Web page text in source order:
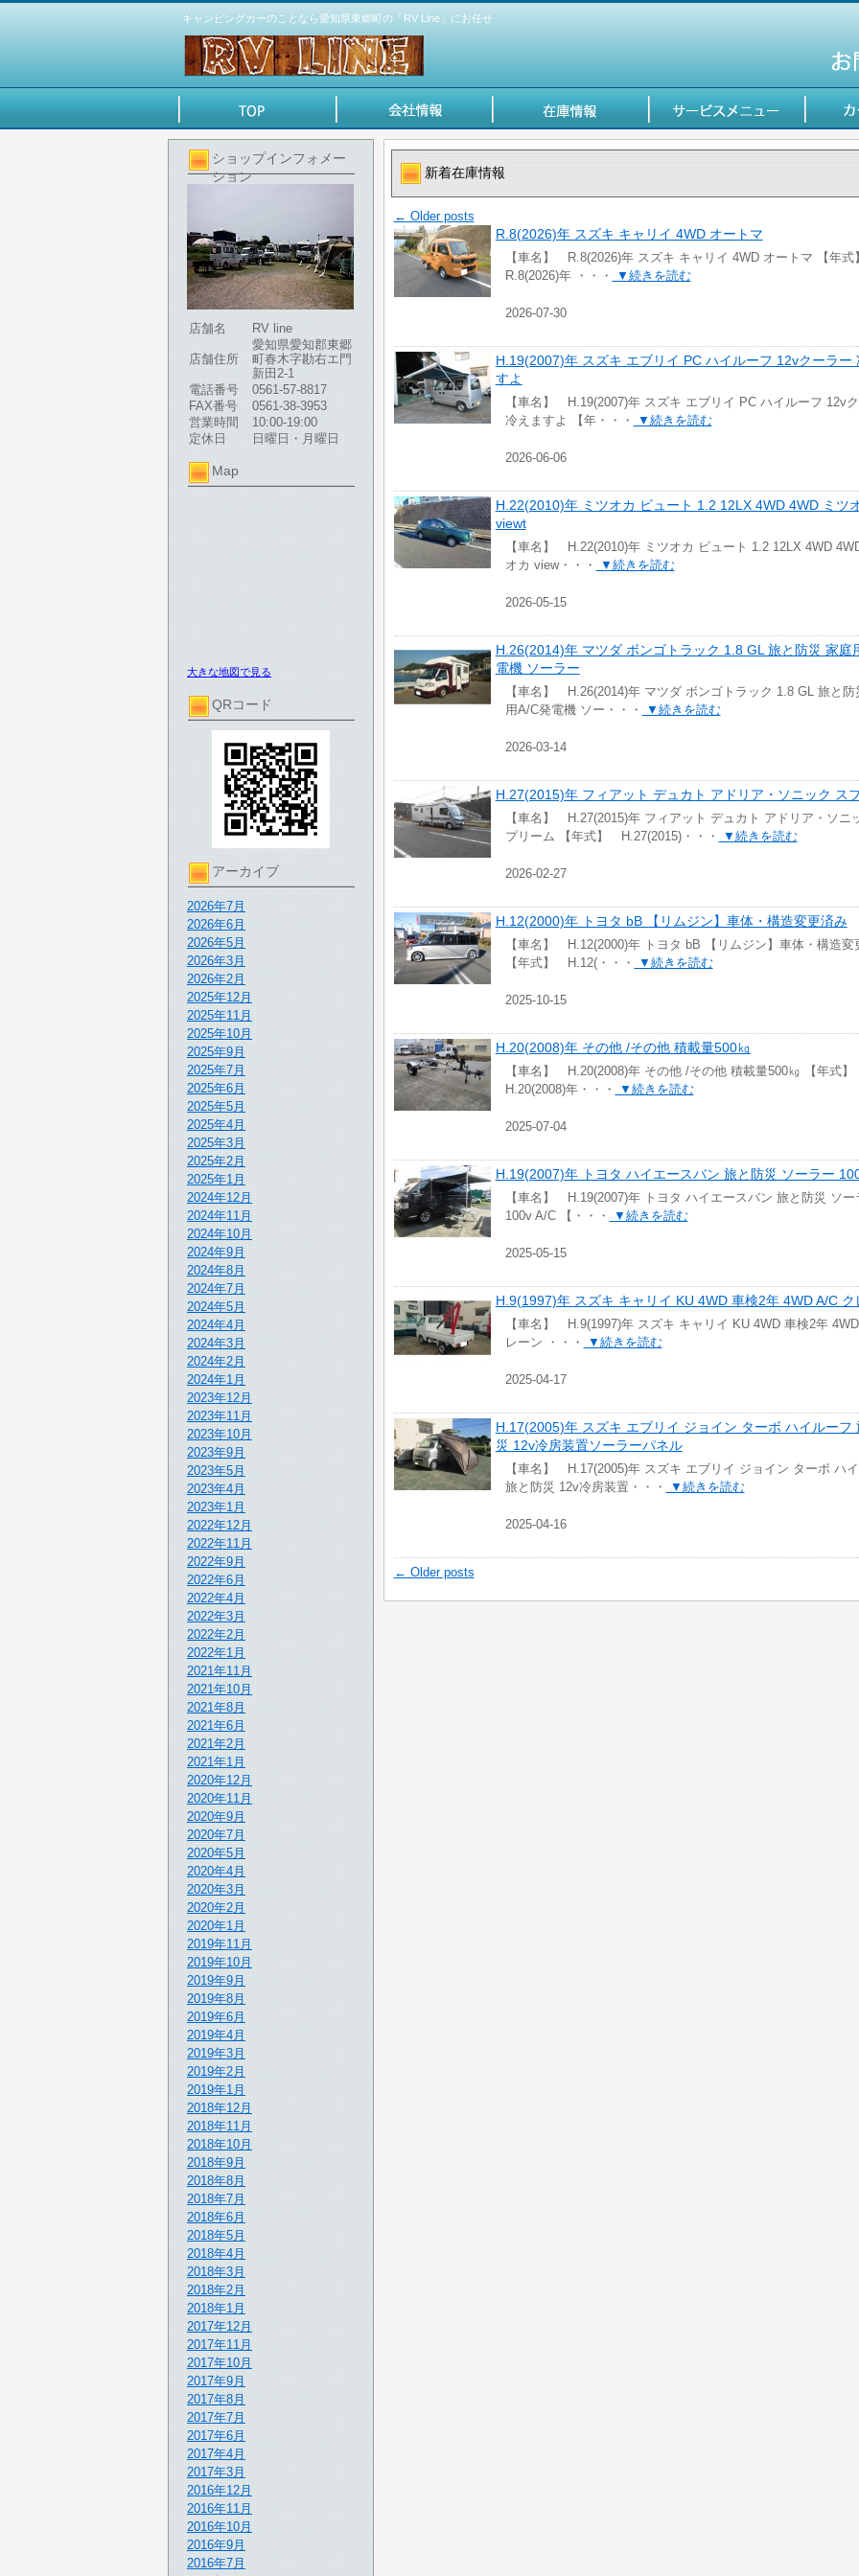
キャンピングカーのことなら愛知県東郷町の「RV Line」にお任せ
ショップインフォメー
ション
店舗名 RV line
店舗住所
愛知県愛知郡東郷
町春木字勘右エ門
新田2-1
電話番号
0561-57-8817
FAX番号
0561-38-3953
営業時間
10:00-19:00
定休日
日曜日・月曜日
Map
大きな地図で見る
QRコード
アーカイブ
2026年7月
2026年6月
2026年5月
2026年3月
2026年2月
2025年12月
2025年11月
2025年10月
2025年9月
2025年7月
2025年6月
2025年5月
2025年4月
2025年3月
2025年2月
2025年1月
2024年12月
2024年11月
2024年10月
2024年9月
2024年8月
2024年7月
2024年5月
2024年4月
2024年3月
2024年2月
2024年1月
2023年12月
2023年11月
2023年10月
2023年9月
2023年5月
2023年4月
2023年1月
2022年12月
2022年11月
2022年9月
2022年6月
2022年4月
2022年3月
2022年2月
2022年1月
2021年11月
2021年10月
2021年8月
2021年6月
2021年2月
2021年1月
2020年12月
2020年11月
2020年9月
2020年7月
2020年5月
2020年4月
2020年3月
2020年2月
2020年1月
2019年11月
2019年10月
2019年9月
2019年8月
2019年6月
2019年4月
2019年3月
2019年2月
2019年1月
2018年12月
2018年11月
2018年10月
2018年9月
2018年8月
2018年7月
2018年6月
2018年5月
2018年4月
2018年3月
2018年2月
2018年1月
2017年12月
2017年11月
2017年10月
2017年9月
2017年8月
2017年7月
2017年6月
2017年4月
2017年3月
2016年12月
2016年11月
2016年10月
2016年9月
2016年7月
新着在庫情報
← Older posts
R.8(2026)年 スズキ キャリイ 4WD オートマ
【車名】 R.8(2026)年 スズキ キャリイ 4WD オートマ 【年
R.8(2026)年 ・・・
▼続きを読む
2026-07-30
H.19(2007)年 スズキ エブリイ PC ハイルーフ 12vクーラー
すよ
【車名】 H.19(2007)年 スズキ エブリイ PC ハイルーフ 12v
冷えますよ 【年・・・
▼続きを読む
2026-06-06
H.22(2010)年 ミツオカ ビュート 1.2 12LX 4WD 4WD ミツ
viewt
【車名】 H.22(2010)年 ミツオカ ビュート 1.2 12LX 4WD
オカ view・・・
▼続きを読む
2026-05-15
H.26(2014)年 マツダ ボンゴトラック 1.8 GL 旅と防災 家庭
電機 ソーラー
【車名】 H.26(2014)年 マツダ ボンゴトラック 1.8 GL 旅と防
用A/C発電機 ソー・・・
▼続きを読む
2026-03-14
H.27(2015)年 フィアット デュカト アドリア・ソニック ス
【車名】 H.27(2015)年 フィアット デュカト アドリア・ソニ
プリーム 【年式】 H.27(2015)・・・
▼続きを読む
2026-02-27
H.12(2000)年 トヨタ bB 【リムジン】車体・構造変更済み
【車名】 H.12(2000)年 トヨタ bB 【リムジン】車体・構造変
【年式】 H.12(・・・
▼続きを読む
2025-10-15
H.20(2008)年 その他 /その他 積載量500㎏
【車名】 H.20(2008)年 その他 /その他 積載量500㎏ 【年式】
H.20(2008)年・・・
▼続きを読む
2025-07-04
H.19(2007)年 トヨタ ハイエースバン 旅と防災 ソーラー
【車名】 H.19(2007)年 トヨタ ハイエースバン 旅と防災 ソー
100v A/C 【・・・
▼続きを読む
2025-05-15
H.9(1997)年 スズキ キャリイ KU 4WD 車検2年 4WD A/C ク
【車名】 H.9(1997)年 スズキ キャリイ KU 4WD 車検2年
レーン ・・・
▼続きを読む
2025-04-17
H.17(2005)年 スズキ エブリイ ジョイン ターボ ハイルーフ
災 12v冷房装置ソーラーパネル
【車名】 H.17(2005)年 スズキ エブリイ ジョイン ターボ ハ
旅と防災 12v冷房装置・・・
▼続きを読む
2025-04-16
← Older posts